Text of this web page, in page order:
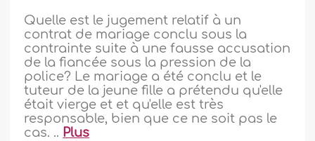
Quelle est le jugement relatif à un
contrat de mariage conclu sous la
contrainte suite à une fausse accusation
de la fiancée sous la pression de la
police? Le mariage a été conclu et le
tuteur de la jeune fille a prétendu qu'elle
était vierge et et qu'elle est très
responsable, bien que ce ne soit pas le
cas. .. Plus